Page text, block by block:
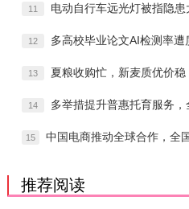
11 电动自行车远光灯被指隐
12 多高校毕业论文AI检测率
13 夏粮收购忙，新麦质优价
14 多举措提升普惠托育服务
15 中国电商推动全球合作，全
推荐阅读